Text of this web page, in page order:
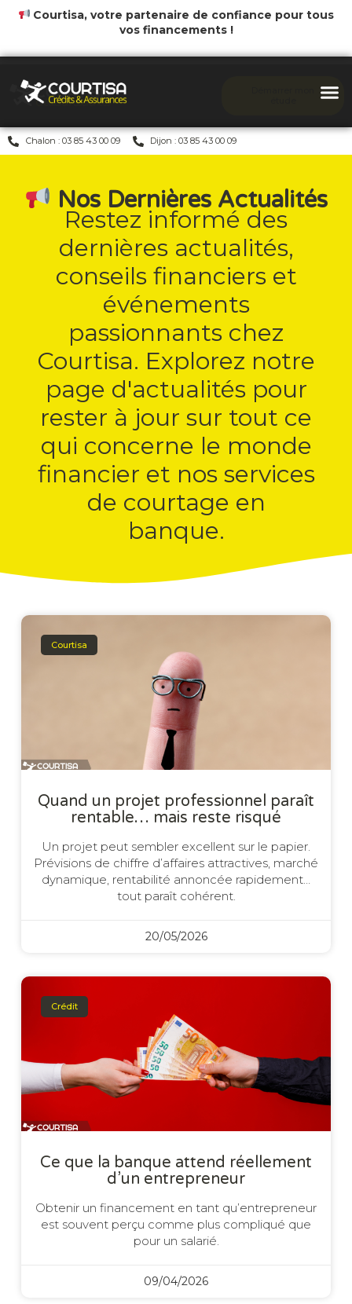
Courtisa, votre partenaire de confiance pour tous
vos financements !
Chalon : 03 85 43 00 09 Dijon : 03 85 43 00 09
Nos Dernières Actualités
Restez informé des
dernières actualités,
conseils financiers et
événements
passionnants chez
Courtisa. Explorez notre
page d'actualités pour
rester à jour sur tout ce
qui concerne le monde
financier et nos services
de courtage en
banque.
Courtisa
Quand un projet professionnel paraît
rentable… mais reste risqué
Un projet peut sembler excellent sur le papier.
Prévisions de chiffre d’affaires attractives, marché
dynamique, rentabilité annoncée rapidement…
tout paraît cohérent.
20/05/2026
Crédit
Ce que la banque attend réellement
d’un entrepreneur
Obtenir un financement en tant qu’entrepreneur
est souvent perçu comme plus compliqué que
pour un salarié.
09/04/2026